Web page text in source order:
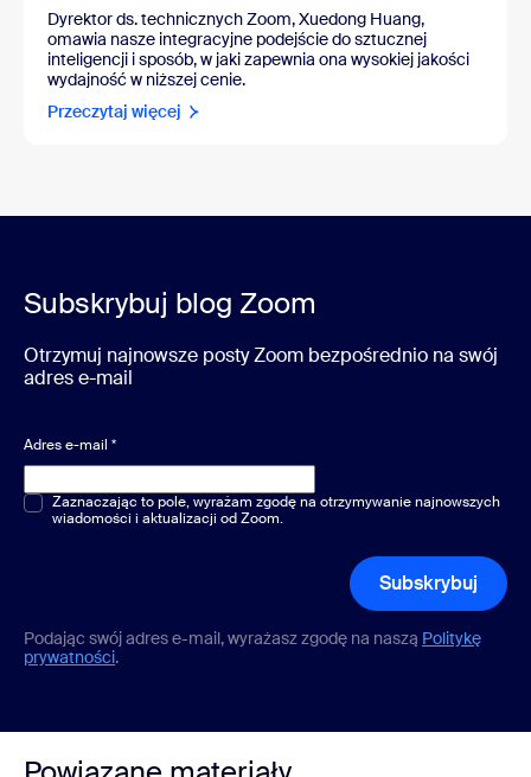
Dyrektor ds. technicznych Zoom, Xuedong Huang,
omawia nasze integracyjne podejście do sztucznej
inteligencji i sposób, w jaki zapewnia ona wysokiej jakości
wydajność w niższej cenie.
Przeczytaj więcej
Subskrybuj blog Zoom
Otrzymuj najnowsze posty Zoom bezpośrednio na swój
adres e-mail
Adres e-mail *
Pytania jednokrotnego lub wielokrotnego wyboru*
Zaznaczając to pole, wyrażam zgodę na otrzymywanie najnowszych
wiadomości i aktualizacji od Zoom.
Subskrybuj
Podając swój adres e-mail, wyrażasz zgodę na naszą Politykę
prywatności.